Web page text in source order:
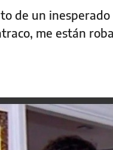
de un
me están